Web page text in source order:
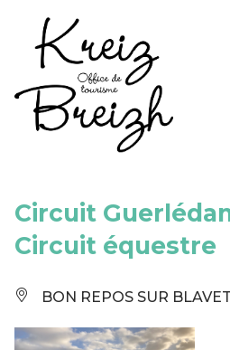
Panneau de gestion des
Circuit
Circuit équestre
BON REPOS SUR BLAVET